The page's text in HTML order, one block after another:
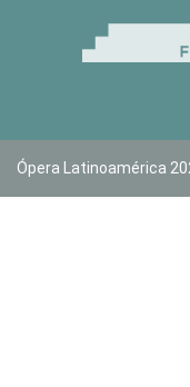
Ópera Latinoamérica